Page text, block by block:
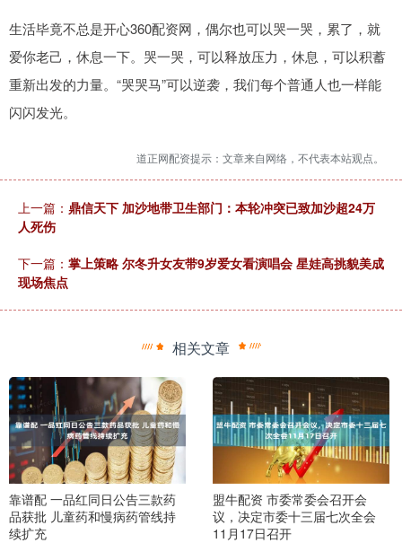
生活毕竟不总是开心360配资网，偶尔也可以哭一哭，累了，就
爱你老己，休息一下。哭一哭，可以释放压力，休息，可以积蓄
重新出发的力量。“哭哭马”可以逆袭，我们每个普通人也一样能
闪闪发光。
道正网配资提示：文章来自网络，不代表本站观点。
上一篇： 鼎信天下 加沙地带卫生部门：本轮冲突已致加沙超24万
人死伤
下一篇： 掌上策略 尔冬升女友带9岁爱女看演唱会 星娃高挑貌美成
现场焦点
相关文章
靠谱配 一品红同日公告三款药
品获批 儿童药和慢病药管线持
续扩充
盟牛配资 市委常委会召开会
议，决定市委十三届七次全会
11月17日召开